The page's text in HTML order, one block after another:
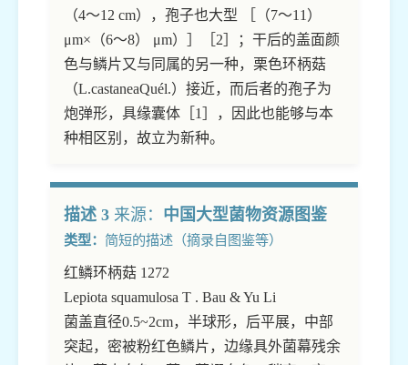
（4～12 cm），孢子也大型 ［（7～11）
μm×（6～8） μm）］［2］；干后的盖面颜
色与鳞片又与同属的另一种，栗色环柄菇
（L.castaneaQuél.）接近，而后者的孢子为
炮弹形，具缘囊体［1］，因此也能够与本
种相区别，故立为新种。
描述 3 来源： 中国大型菌物资源图鉴
类型： 简短的描述（摘录自图鉴等）
红鳞环柄菇 1272
Lepiota squamulosa T . Bau & Yu Li
菌盖直径0.5~2cm，半球形，后平展，中部
突起，密被粉红色鳞片，边缘具外菌幕残余